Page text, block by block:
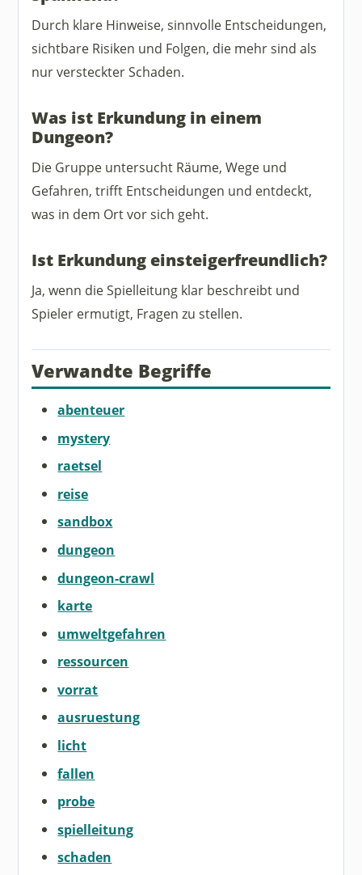
Durch klare Hinweise, sinnvolle Entscheidungen,
sichtbare Risiken und Folgen, die mehr sind als
nur versteckter Schaden.
Was ist Erkundung in einem
Dungeon?
Die Gruppe untersucht Räume, Wege und
Gefahren, trifft Entscheidungen und entdeckt,
was in dem Ort vor sich geht.
Ist Erkundung einsteigerfreundlich?
Ja, wenn die Spielleitung klar beschreibt und
Spieler ermutigt, Fragen zu stellen.
Verwandte Begriffe
abenteuer
mystery
raetsel
reise
sandbox
dungeon
dungeon-crawl
karte
umweltgefahren
ressourcen
vorrat
ausruestung
licht
fallen
probe
spielleitung
schaden